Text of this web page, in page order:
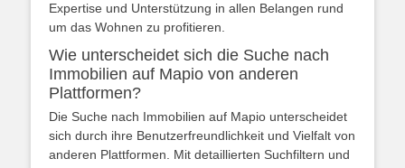
Expertise und Unterstützung in allen Belangen rund
um das Wohnen zu profitieren.
Wie unterscheidet sich die Suche nach
Immobilien auf Mapio von anderen
Plattformen?
Die Suche nach Immobilien auf Mapio unterscheidet
sich durch ihre Benutzerfreundlichkeit und Vielfalt von
anderen Plattformen. Mit detaillierten Suchfiltern und